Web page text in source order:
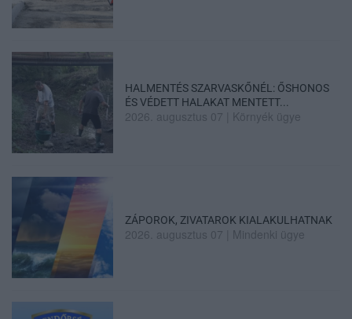
HALMENTÉS SZARVASKŐNÉL: ŐSHONOS
ÉS VÉDETT HALAKAT MENTETT...
2026. augusztus 07 Környék ügye
ZÁPOROK, ZIVATAROK KIALAKULHATNAK
2026. augusztus 07 Mindenki ügye